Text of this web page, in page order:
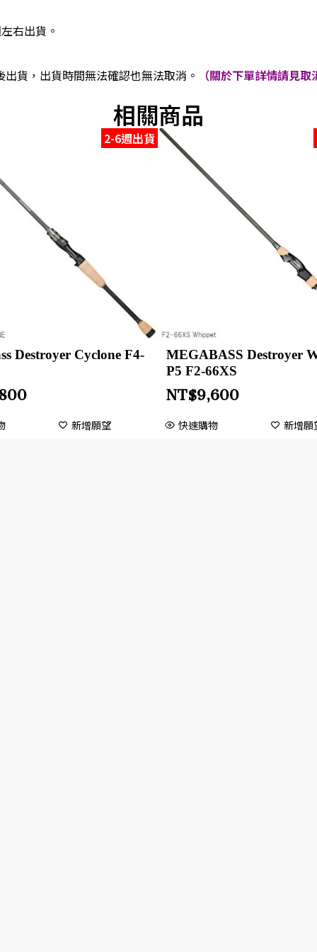
右出貨。
貨，出貨時間無法確認也無法取消。 （關於下單詳情請見
相關商品
2-6週出貨
Destroyer Cyclone F4-
新增願望
MEGABASS Destroyer
P5 F2-66XS
NT$9,600
快速購物 新增願